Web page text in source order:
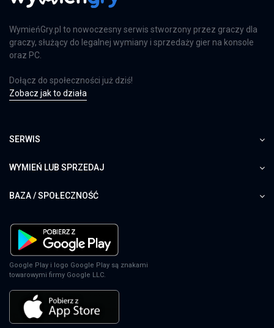
WymieńGry.pl to nowoczesny serwis stworzony przez graczy dla
graczy, służący do legalnej wymiany i sprzedaży gier na konsole
oraz PC.
Dołącz do społeczności już dziś!
Zobacz jak to działa
SERWIS
WYMIEŃ LUB SPRZEDAJ
BAZA / SPOŁECZNOŚĆ
Google Play i logo Google Play są znakami
towarowymi firmy Google LLC.